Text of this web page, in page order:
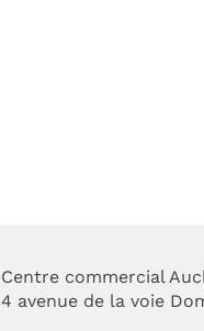
Centre commercial
4 avenue de la voie